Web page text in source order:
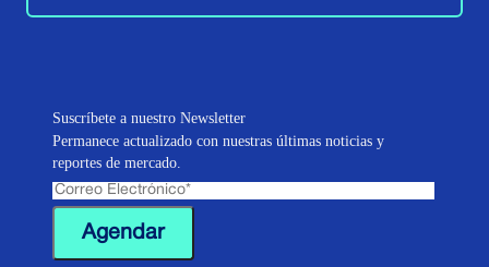
Suscríbete a nuestro Newsletter
Permanece actualizado con nuestras últimas noticias y
reportes de mercado.